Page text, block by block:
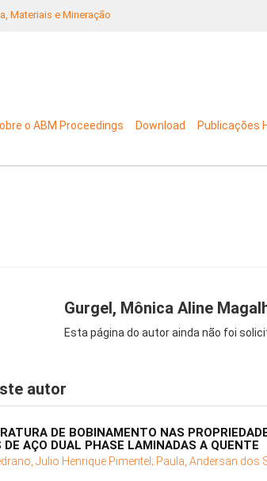
Materiais e Mineração
o ABM Proceedings Download Publicações
Gurgel, Mônica Aline
Esta página do autor ainda não foi
autor
DE BOBINAMENTO NAS
DE AÇO DUAL PHASE LAMINADAS A QUENTE
Julio Henrique Pimentel; Paula, Andersan dos